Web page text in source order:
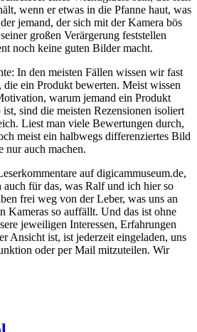
wenn er etwas in die Pfanne haut, was
jemand, der sich mit der Kamera bös
großen Verärgerung feststellen
noch keine guten Bilder macht.
In den meisten Fällen wissen wir fast
die ein Produkt bewerten. Meist wissen
warum jemand ein Produkt
sind die meisten Rezensionen isoliert
Liest man viele Bewertungen durch,
meist ein halbwegs differenziertes Bild
nur auch machen.
auf digicammuseum.de,
auch für das, was Ralf und ich hier so
frei weg von der Leber, was uns an
Kameras so auffällt. Und das ist ohne
jeweiligen Interessen, Erfahrungen
Ansicht ist, ist jederzeit eingeladen, uns
oder per Mail mitzuteilen. Wir